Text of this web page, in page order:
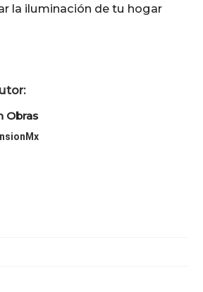
la iluminación de tu hogar
Obras